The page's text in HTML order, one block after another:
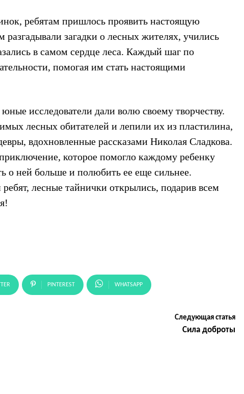
ребятам пришлось проявить настоящую
загадки о лесных жителях, учились
в самом сердце леса. Каждый шаг по
помогая им стать настоящими
исследователи дали волю своему творчеству.
лесных обитателей и лепили их из пластилина,
вдохновленные рассказами Николая Сладкова.
которое помогло каждому ребенку
о ней больше и полюбить ее еще сильнее.
лесные тайнички открылись, подарив всем
PINTEREST WHATSAPP
Следующая статья
Сила доброты